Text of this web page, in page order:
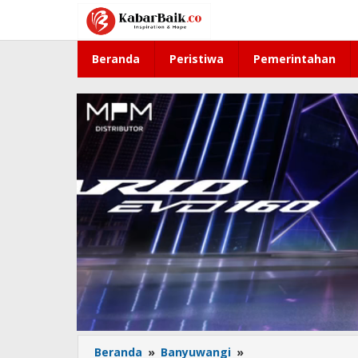
konten
Beranda Peristiwa Pemerintahan
Beranda » Banyuwangi »